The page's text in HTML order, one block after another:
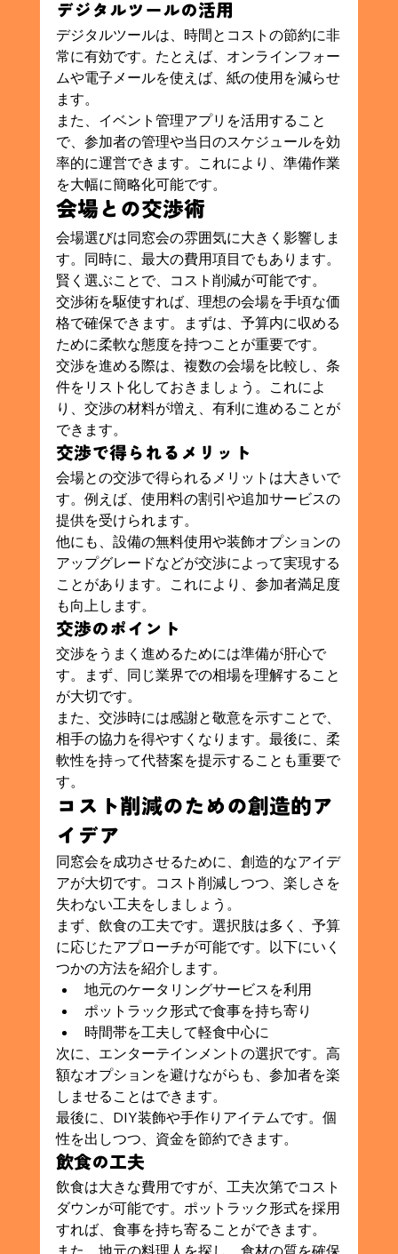
デジタルツールの活用
デジタルツールは、時間とコストの節約に非
常に有効です。たとえば、オンラインフォー
ムや電子メールを使えば、紙の使用を減らせ
ます。
また、イベント管理アプリを活用すること
で、参加者の管理や当日のスケジュールを効
率的に運営できます。これにより、準備作業
を大幅に簡略化可能です。
会場との交渉術
会場選びは同窓会の雰囲気に大きく影響しま
す。同時に、最大の費用項目でもあります。
賢く選ぶことで、コスト削減が可能です。
交渉術を駆使すれば、理想の会場を手頃な価
格で確保できます。まずは、予算内に収める
ために柔軟な態度を持つことが重要です。
交渉を進める際は、複数の会場を比較し、条
件をリスト化しておきましょう。これによ
り、交渉の材料が増え、有利に進めることが
できます。
交渉で得られるメリット
会場との交渉で得られるメリットは大きいで
す。例えば、使用料の割引や追加サービスの
提供を受けられます。
他にも、設備の無料使用や装飾オプションの
アップグレードなどが交渉によって実現する
ことがあります。これにより、参加者満足度
も向上します。
交渉のポイント
交渉をうまく進めるためには準備が肝心で
す。まず、同じ業界での相場を理解すること
が大切です。
また、交渉時には感謝と敬意を示すことで、
相手の協力を得やすくなります。最後に、柔
軟性を持って代替案を提示することも重要で
す。
コスト削減のための創造的ア
イデア
同窓会を成功させるために、創造的なアイデ
アが大切です。コスト削減しつつ、楽しさを
失わない工夫をしましょう。
まず、飲食の工夫です。選択肢は多く、予算
に応じたアプローチが可能です。以下にいく
つかの方法を紹介します。
地元のケータリングサービスを利用
ポットラック形式で食事を持ち寄り
時間帯を工夫して軽食中心に
次に、エンターテインメントの選択です。高
額なオプションを避けながらも、参加者を楽
しませることはできます。
最後に、DIY装飾や手作りアイテムです。個
性を出しつつ、資金を節約できます。
飲食の工夫
飲食は大きな費用ですが、工夫次第でコスト
ダウンが可能です。ポットラック形式を採用
すれば、食事を持ち寄ることができます。